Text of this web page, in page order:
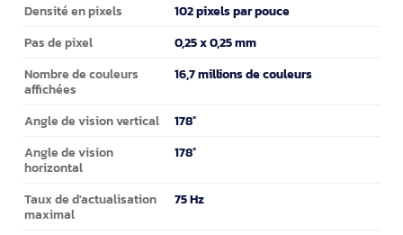
Densité en pixels 102 pixels par pouce
Pas de pixel 0,25 x 0,25 mm
Nombre de couleurs
affichées
16,7 millions de couleurs
Angle de vision vertical 178°
Angle de vision
horizontal
178°
Taux de d'actualisation
maximal
75 Hz